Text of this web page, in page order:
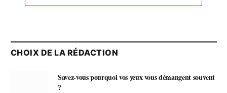
CHOIX DE LA RÉDACTION
Savez-vous pourquoi vos yeux vous démangent souvent
?